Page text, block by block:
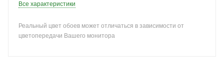
Все характеристики
Реальный цвет обоев может отличаться в зависимости от
цветопередачи Вашего монитора